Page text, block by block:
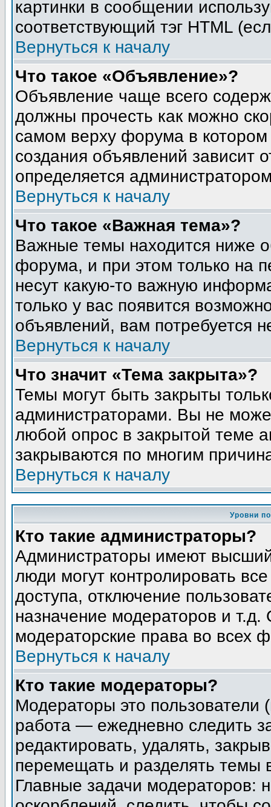
картинки в сообщении
соответствующий тэг HTML
Вернуться к началу
Что такое «Объявление»?
Объявление чаще всего
должны прочесть как можно
самом верху форума в
создания объявлений зависит
определяется
Вернуться к началу
Что такое «Важная тема»?
Важные темы находится ниже
форума, и при этом только на
несут какую-то важную
только у вас появится
объявлений, вам потребуется
Вернуться к началу
Что значит «Тема закрыта»?
Темы могут быть закрыты
администраторами. Вы не
любой опрос в закрытой теме
закрываются по многим
Вернуться к началу
Уровни
Кто такие администраторы?
Администраторы имеют
люди могут контролировать
доступа, отключение
назначение модераторов и
модераторские права во всех
Вернуться к началу
Кто такие модераторы?
Модераторы это пользователи
работа — ежедневно следить
редактировать, удалять,
перемещать и разделять темы
Главные задачи модераторов: